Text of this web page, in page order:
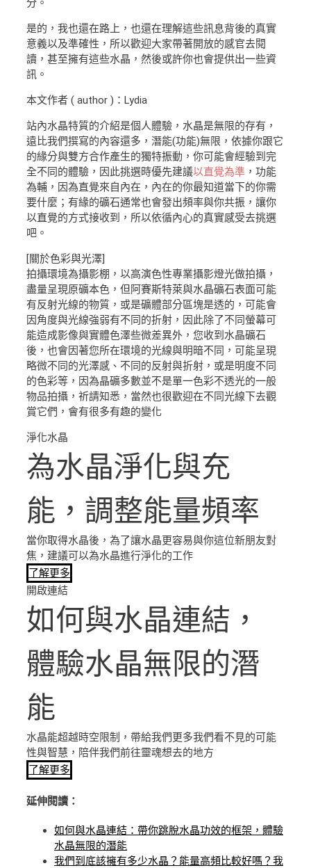
分。
是的，我也還在路上，也還在理解這些訊息背後的真實
意義以及準確性，所以歡迎大家帶著開放的感官去閱
讀，甚至擁有這些水晶，然後或許你也會提供出一些資
訊。
本文作者 ( author )：Lydia
站內水晶特質的介紹是個人體驗，水晶是無限的存有，
遠比我們撰寫的內容還多，潛能(功能)無限，依據你跟它
的緣分與雙方合作產生的獨特振動，你可能會經驗到完
全不同的體驗，因此挑選時優先建議以直覺為準 ，功能
為輔，因為直覺來自內在，內在的你最知道當下的你需
要什麼；有緣的礦石通常也會發出頻率與你共振，讓你
以直覺的方式接收到，所以依循內心的真實感受去挑選
吧。
[關於色彩與光澤]
拍攝環境為攝影棚，以高演色性專業攝影燈光做拍攝，
盡量呈現原礦本色，但阿賽斯特萊與水晶礦石表面可能
有反射光線的物質，或是礦體部分區塊是透的，可能會
因角度與光線強弱有不同的折射，因此除了不同螢幕可
能造成影像與實體色澤些微差異外，您收到水晶礦石
後，也會因著您所在環境的光線與明暗不同，可能呈現
略微不同的光澤感、不同的反射與折射，或是明度不同
的色彩等，因為晶礦多數並不是單一色彩不透光的一般
物品拍攝，祈請知悉，當然也很歡迎在不同光線下去觀
賞它們，會有很多有趣的變化
淨化水晶
為水晶淨化與充
能，調整能量頻率
當你取得水晶後，為了讓水晶更容易與你這位新朋友對
焦，建議可以為水晶進行淨化的工作
了解更多
開啟連結
如何與水晶連結，
體驗水晶無限的潛
能
水晶能超越時空限制，帶給我們更多我們看不見的可能
性與智慧，陪伴我們前往靈魂想去的地方
了解更多
延伸閱讀：
如何與水晶連結：帶你跳脫水晶功效的框架，體驗
水晶無限的潛能
我們到底該擁有多少水晶？能量高頻比較好嗎？我